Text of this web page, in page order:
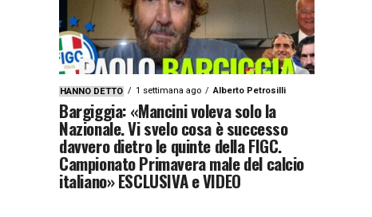
HANNO DETTO 1 settimana ago Alberto Petrosilli
Bargiggia: «Mancini voleva solo la
Nazionale. Vi svelo cosa è successo
davvero dietro le quinte della FIGC.
Campionato Primavera male del calcio
italiano» ESCLUSIVA e VIDEO